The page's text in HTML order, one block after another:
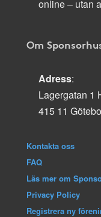
online – utan
Om
Adress:
Lagergatan 1
415 11
Kontakta oss
FAQ
Läs mer om
Privacy Policy
Registrera ny